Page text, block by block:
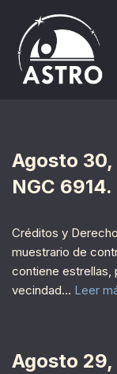
Saltar
al
contenido
Agosto 30,
NGC 6914.
Créditos y
muestrario de
contiene estrellas,
vecindad… Leer
Agosto 29,